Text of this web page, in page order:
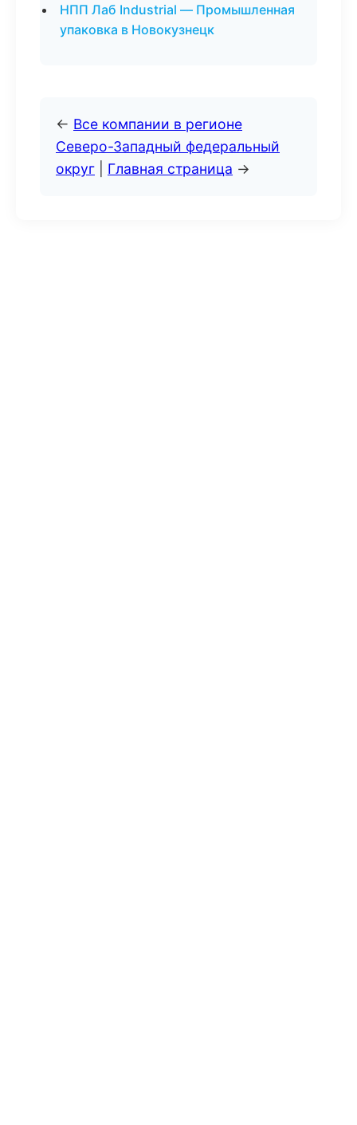
НПП Лаб Industrial — Промышленная
упаковка в Новокузнецк
← Все компании в регионе
Северо-Западный федеральный
округ
Главная страница →